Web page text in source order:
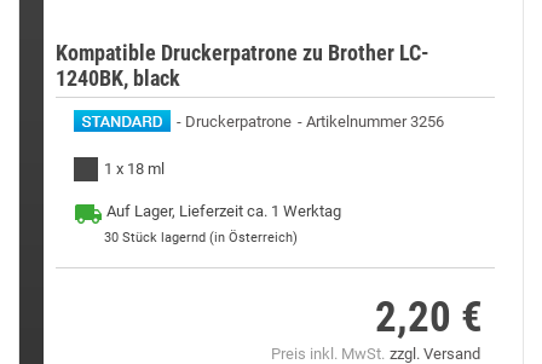
Kompatible Druckerpatrone zu Brother LC-
1240BK, black
Druckerpatrone Artikelnummer 3256
1 x 18 ml
Auf Lager, Lieferzeit ca. 1 Werktag
30 Stück lagernd (in Österreich)
2,20 €
Preis inkl. MwSt. zzgl. Versand